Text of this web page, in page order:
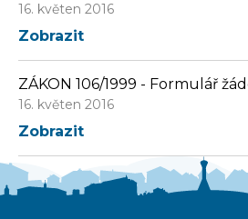
16. květen 2016
Zobrazit
ZÁKON 106/1999 - Formulář
16. květen 2016
Zobrazit